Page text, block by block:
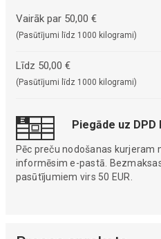
Vairāk par 50,00 €
(Pasūtījumi līdz 1000 kilogrami)
Līdz 50,00 €
(Pasūtījumi līdz 1000 kilogrami)
Piegāde uz DPD
Pēc preču nodošanas kurjeram
informēsim e-pastā.
pasūtījumiem virs 50 EUR.